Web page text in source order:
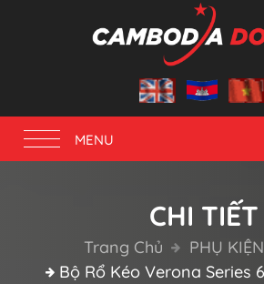
Toggle
navigation
MENU
CHI TIẾT
Trang Chủ
PHỤ
Bộ Rổ Kéo Verona Series